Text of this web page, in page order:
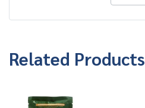
Related Products